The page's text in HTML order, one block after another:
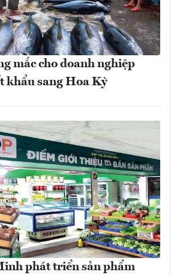
mắc cho doanh nghiệp
khẩu sang Hoa Kỳ
phát triển sản phẩm